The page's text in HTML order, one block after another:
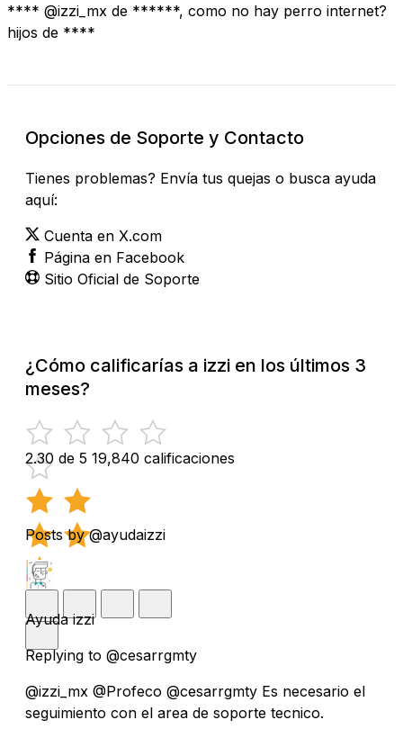
**** @izzi_mx de ******, como no hay perro internet?
hijos de ****
Opciones de Soporte y Contacto
Tienes problemas? Envía tus quejas o busca ayuda
aquí:
Cuenta en X.com
Página en Facebook
Sitio Oficial de Soporte
¿Cómo calificarías a izzi en los últimos 3
meses?
2.30 de 5 19,840 calificaciones
Posts by @ayudaizzi
Ayuda izzi
Replying to @cesarrgmty
@izzi_mx @Profeco @cesarrgmty Es necesario el
seguimiento con el area de soporte tecnico.